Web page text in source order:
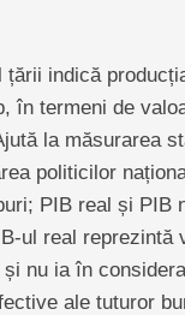
indică
în termeni de
la măsurarea
politicilor
PIB real și PIB
ul real reprezintă
nu ia în
ale tuturor